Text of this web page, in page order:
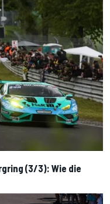
(3/3): Wie die